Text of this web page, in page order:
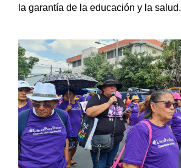
la garantía de la educación y la salud.